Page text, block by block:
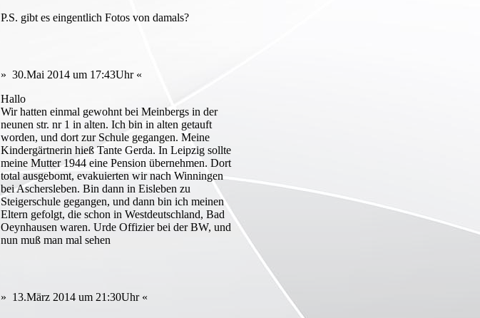
P.S. gibt es eingentlich Fotos von damals?
» 30.Mai 2014 um 17:43Uhr «
Hallo
Wir hatten einmal gewohnt bei Meinbergs in der
neunen str. nr 1 in alten. Ich bin in alten getauft
worden, und dort zur Schule gegangen. Meine
Kindergärtnerin hieß Tante Gerda. In Leipzig sollte
meine Mutter 1944 eine Pension übernehmen. Dort
total ausgebomt, evakuierten wir nach Winningen
bei Aschersleben. Bin dann in Eisleben zu
Steigerschule gegangen, und dann bin ich meinen
Eltern gefolgt, die schon in Westdeutschland, Bad
Oeynhausen waren. Urde Offizier bei der BW, und
nun muß man mal sehen
» 13.März 2014 um 21:30Uhr «